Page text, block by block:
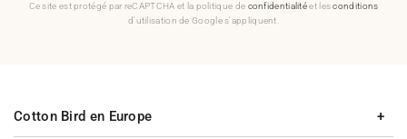
Ce site est protégé par reCAPTCHA et la politique de confidentialitéet lesconditions
d'utilisation de Google s'appliquent.
Cotton Bird en Europe